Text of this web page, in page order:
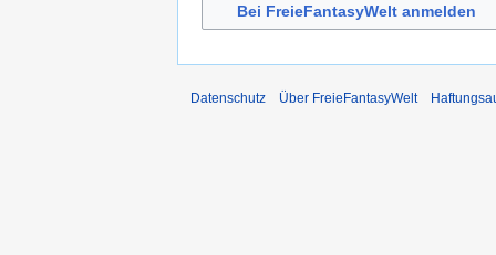
Bei FreieFantasyWelt anmelden
Datenschutz Über FreieFantasyWelt